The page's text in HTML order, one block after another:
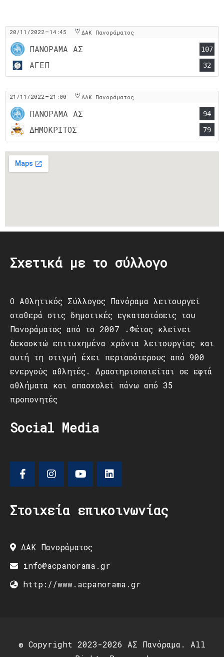
20/11/2022 - 14:45 ΔΑΚ Πανοράματος
ΠΑΝΟΡΑΜΑ ΑΣ 107
ΑΓΕΠ 32
21/11/2022 - 21:00 ΔΑΚ Πανοράματος
ΠΑΝΟΡΑΜΑ ΑΣ 94
ΔΗΜΟΚΡΙΤΟΣ 79
Σχετικά με το σύλλογο
Ο Αθλητικός Σύλλογος Πανόραμα λειτουργεί
σταθερά στις δημοτικές εγκαταστάσεις του
Πανοράματος από το 2007 .Φέτος κλείνει
δεκαοκτώ επιτυχημένα χρόνια λειτουργίας και
αυτή τη στιγμή έχει περισσότερους από 900
ενεργούς αθλητές. Δραστηριοποιείται σε εφτά
αθλήματα και απασχολεί πάνω από 35
προπονητές
Social Media
Στοιχεία επικοινωνίας
ΔΑΚ Πανοράματος
info@acpanorama.gr
http://www.acpanorama.gr
© Copyright 2023-2026 ΑΣ Πανόραμα. All